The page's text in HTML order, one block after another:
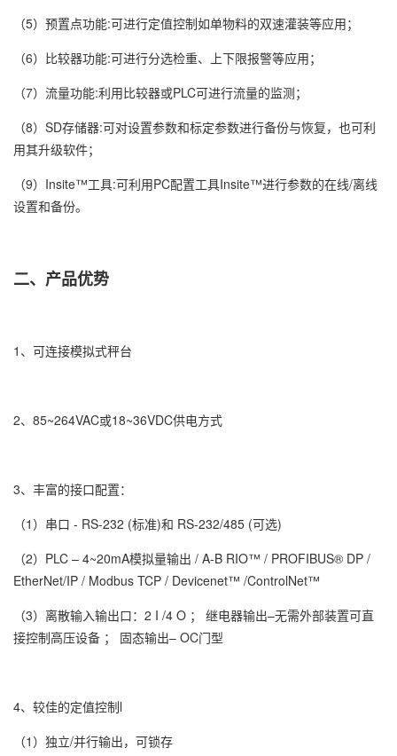
（5）预置点功能:可进行定值控制如单物料的双速灌装等应用；
（6）比较器功能:可进行分选检重、上下限报警等应用；
（7）流量功能:利用比较器或PLC可进行流量的监测；
（8）SD存储器:可对设置参数和标定参数进行备份与恢复，也可利
用其升级软件；
（9）Insite™工具:可利用PC配置工具Insite™进行参数的在线/离线
设置和备份。
二、产品优势
1、可连接模拟式秤台
2、85~264VAC或18~36VDC供电方式
3、丰富的接口配置：
（1）串口 - RS-232 (标准)和 RS-232/485 (可选)
（2）PLC – 4~20mA模拟量输出 / A-B RIO™ / PROFIBUS® DP /
EtherNet/IP / Modbus TCP / Devicenet™ /ControlNet™
（3）离散输入输出口：2 I /4 O ； 继电器输出–无需外部装置可直
接控制高压设备 ； 固态输出– OC门型
4、较佳的定值控制l
（1）独立/并行输出，可锁存